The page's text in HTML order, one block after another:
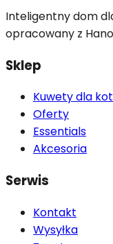
Inteligentny dom
opracowany z
Sklep
Kuwety dla
Oferty
Essentials
Akcesoria
Serwis
Kontakt
Wysyłka